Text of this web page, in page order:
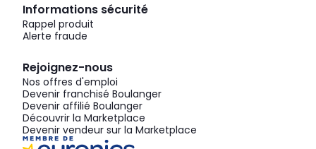
Informations sécurité
Rappel produit
Alerte fraude
Rejoignez-nous
Nos offres d'emploi
Devenir franchisé Boulanger
Devenir affilié Boulanger
Découvrir la Marketplace
Devenir vendeur sur la Marketplace